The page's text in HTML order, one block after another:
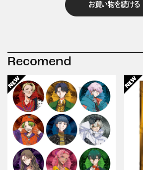
お買い物を続ける
Recomend